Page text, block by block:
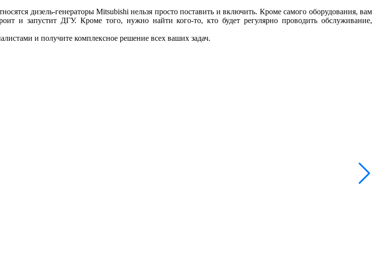
дизель-генераторы Mitsubishi нельзя просто поставить и включить. Кроме самого оборудования, вам
и запустит ДГУ. Кроме того, нужно найти кого-то, кто будет регулярно проводить обслуживание,
и получите комплексное решение всех ваших задач.